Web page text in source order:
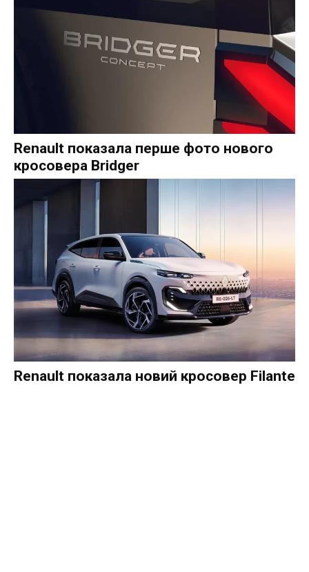
Renault показала перше фото нового
кросовера Bridger
Renault показала новий кросовер Filante